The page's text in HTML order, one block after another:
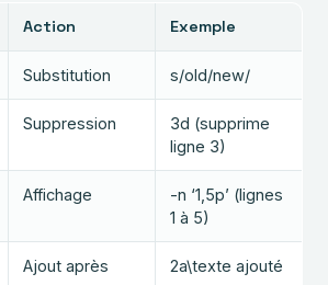
Action Exemple
Substitution s/old/new/
Suppression
3d (supprime
ligne 3)
Affichage
-n ‘1,5p’ (lignes
1 à 5)
Ajout après 2a\texte ajouté